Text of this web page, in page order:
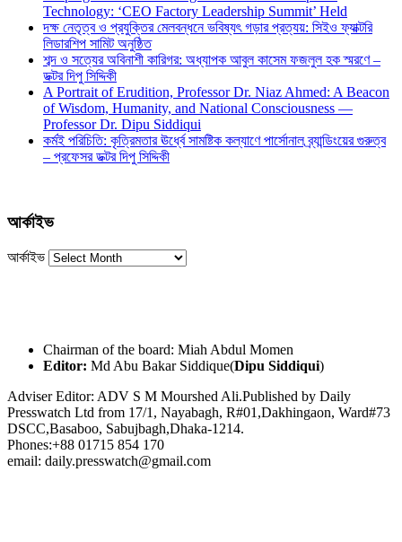
Technology: ‘CEO Factory Leadership Summit’ Held
দক্ষ নেতৃত্ব ও প্রযুক্তির মেলবন্ধনে ভবিষ্যৎ গড়ার প্রত্যয়: সিইও ফ্যাক্টরি
লিডারশিপ সামিট অনুষ্ঠিত
শব্দ ও সত্যের অবিনাশী কারিগর: অধ্যাপক আবুল কাসেম ফজলুল হক স্মরণে –
ডক্টর দিপু সিদ্দিকী
A Portrait of Erudition, Professor Dr. Niaz Ahmed: A Beacon
of Wisdom, Humanity, and National Consciousness —
Professor Dr. Dipu Siddiqui
কর্মই পরিচিতি: কৃত্রিমতার ঊর্ধ্বে সামষ্টিক কল্যাণে পার্সোনাল ব্র্যান্ডিংয়ের গুরুত্ব
– প্রফেসর ডক্টর দিপু সিদ্দিকী
আর্কাইভ
আর্কাইভ
Chairman of the board: Miah Abdul Momen
Editor: Md Abu Bakar Siddique(Dipu Siddiqui)
Adviser Editor: ADV S M Mourshed Ali.Published by Daily
Presswatch Ltd from 17/1, Nayabagh, R#01,Dakhingaon, Ward#73
DSCC,Basaboo, Sabujbagh,Dhaka-1214.
Phones:+88 01715 854 170
email: daily.presswatch@gmail.com